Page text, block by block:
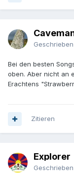
Geschrieben
Bei den besten
oben. Aber nicht an
Erachtens
Zitieren
Explorer
Geschrieben